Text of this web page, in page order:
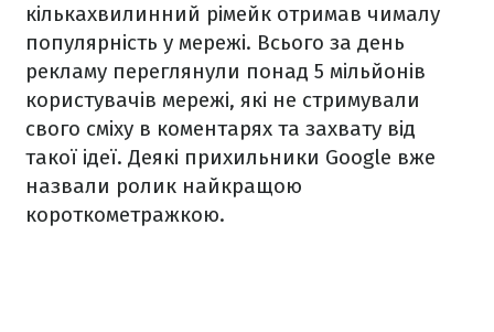
кількахвилинний рімейк отримав чималу
популярність у мережі. Всього за день
рекламу переглянули понад 5 мільйонів
користувачів мережі, які не стримували
свого сміху в коментарях та захвату від
такої ідеї. Деякі прихильники Google вже
назвали ролик найкращою
короткометражкою.